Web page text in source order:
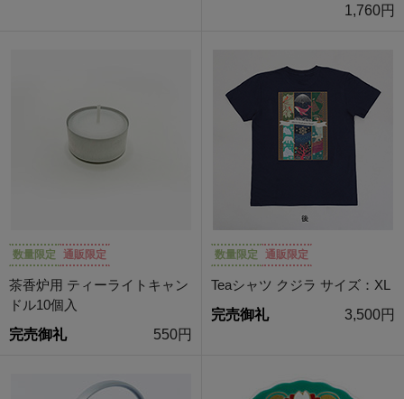
1,760円
数量限定 通販限定
茶香炉用 ティーライトキャン
ドル10個入
完売御礼
550円
数量限定 通販限定
Teaシャツ クジラ サイズ：XL
完売御礼
3,500円